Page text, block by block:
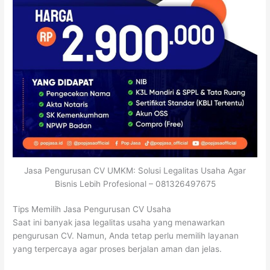
Jasa Pengurusan CV UMKM: Solusi Legalitas Usaha Agar
Bisnis Lebih Profesional – 081326497675
Tips Memilih Jasa Pengurusan CV Usaha
Saat ini banyak jasa legalitas usaha yang menawarkan
pengurusan CV. Namun, Anda tetap perlu memilih layanan
yang terpercaya agar proses berjalan aman dan jelas.